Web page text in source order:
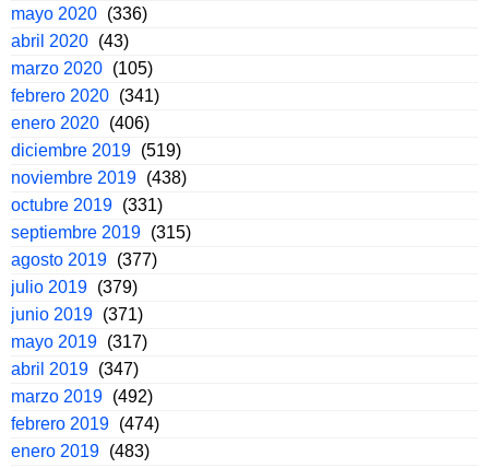
mayo 2020 (336)
abril 2020 (43)
marzo 2020 (105)
febrero 2020 (341)
enero 2020 (406)
diciembre 2019 (519)
noviembre 2019 (438)
octubre 2019 (331)
septiembre 2019 (315)
agosto 2019 (377)
julio 2019 (379)
junio 2019 (371)
mayo 2019 (317)
abril 2019 (347)
marzo 2019 (492)
febrero 2019 (474)
enero 2019 (483)